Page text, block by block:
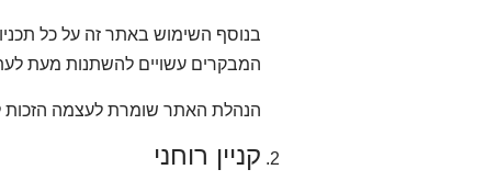
בנוסף השימוש באתר זה על כל
המבקרים עשויים להשתנות מעת
הנהלת האתר שומרת לעצמה הזכות
קניין רוחני